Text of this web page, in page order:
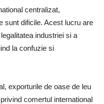
centralizat,
sunt dificile. Acest lucru are
industriei si a
la confuzie si
exporturile de oase de leu
comertul international